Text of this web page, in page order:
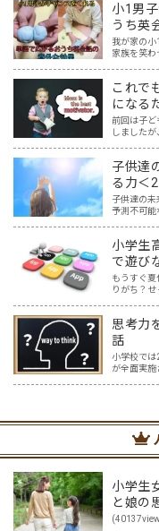
小1男
うち英
我が家の
家族を笑わ
これで
になる
前回は子
しました
子供達
る力＜
子供達の未
予測不可能
小学生
で遊び
もうすぐ
りがち？
思考力
話
小学校で
が全面実
小学生
と娘の